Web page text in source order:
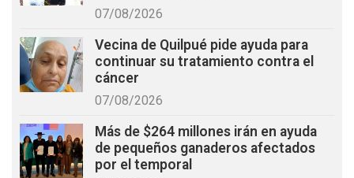
07/08/2026
Vecina de Quilpué pide ayuda para
continuar su tratamiento contra el
cáncer
07/08/2026
Más de $264 millones irán en ayuda
de pequeños ganaderos afectados
por el temporal